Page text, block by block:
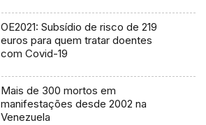
OE2021: Subsídio de risco de 219
euros para quem tratar doentes
com Covid-19
Mais de 300 mortos em
manifestações desde 2002 na
Venezuela